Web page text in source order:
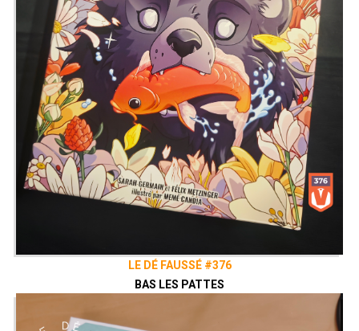
LE DÉ FAUSSÉ #376
BAS LES PATTES